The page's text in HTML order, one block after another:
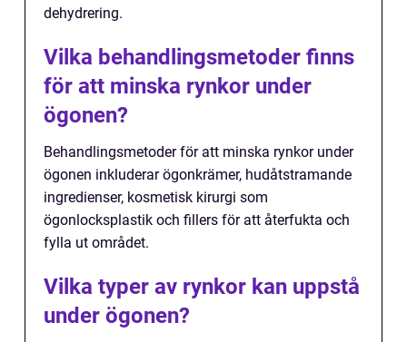
dehydrering.
Vilka behandlingsmetoder finns
för att minska rynkor under
ögonen?
Behandlingsmetoder för att minska rynkor under
ögonen inkluderar ögonkrämer, hudåtstramande
ingredienser, kosmetisk kirurgi som
ögonlocksplastik och fillers för att återfukta och
fylla ut området.
Vilka typer av rynkor kan uppstå
under ögonen?